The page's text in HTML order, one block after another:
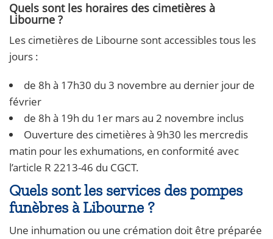
Quels sont les horaires des cimetières à
Libourne ?
Les cimetières de Libourne sont accessibles tous les
jours :
de 8h à 17h30 du 3 novembre au dernier jour de
février
de 8h à 19h du 1er mars au 2 novembre inclus
Ouverture des cimetières à 9h30 les mercredis
matin pour les exhumations, en conformité avec
l’article R 2213-46 du CGCT.
Quels sont les services des pompes
funèbres à Libourne ?
Une inhumation ou une crémation doit être préparée